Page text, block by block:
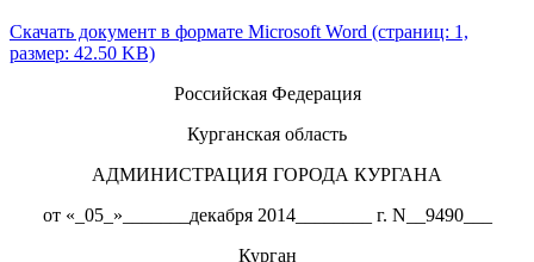
Скачать документ в формате Microsoft Word (страниц: 1,
размер: 42.50 KB)
Российская Федерация
Курганская область
АДМИНИСТРАЦИЯ ГОРОДА КУРГАНА
от «_05_»_______декабря 2014________ г. N__9490___
Курган